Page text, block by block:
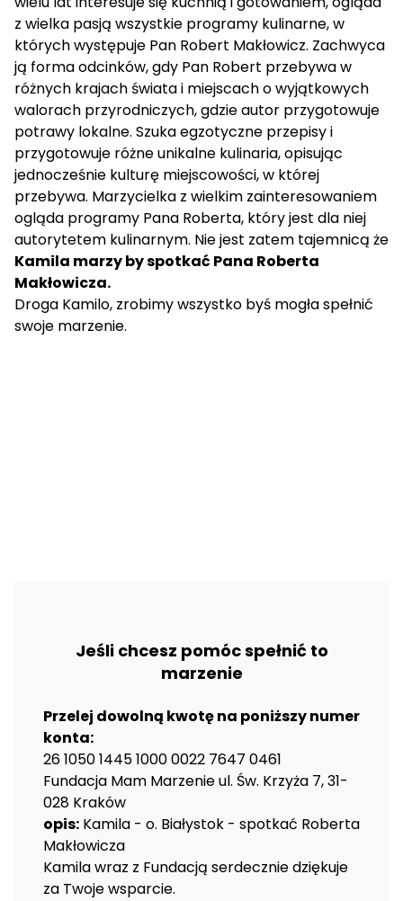
z wielka pasją wszystkie programy kulinarne, w
których występuje Pan Robert Makłowicz. Zachwyca
ją forma odcinków, gdy Pan Robert przebywa w
różnych krajach świata i miejscach o wyjątkowych
walorach przyrodniczych, gdzie autor przygotowuje
potrawy lokalne. Szuka egzotyczne przepisy i
przygotowuje różne unikalne kulinaria, opisując
jednocześnie kulturę miejscowości, w której
przebywa. Marzycielka z wielkim zainteresowaniem
ogląda programy Pana Roberta, który jest dla niej
autorytetem kulinarnym. Nie jest zatem tajemnicą że
Kamila marzy by spotkać Pana Roberta
Makłowicza.
Droga Kamilo, zrobimy wszystko byś mogła spełnić
swoje marzenie.
Jeśli chcesz pomóc spełnić to
marzenie
Przelej dowolną kwotę na poniższy numer
konta:
26 1050 1445 1000 0022 7647 0461
Fundacja Mam Marzenie ul. Św. Krzyża 7, 31-
028 Kraków
opis: Kamila - o. Białystok - spotkać Roberta
Makłowicza
Kamila wraz z Fundacją serdecznie dziękuje
za Twoje wsparcie.